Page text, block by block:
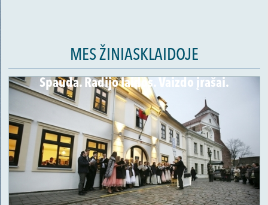
MES ŽINIASKLAIDOJE
Spauda. Radijo laidos. Vaizdo įrašai.